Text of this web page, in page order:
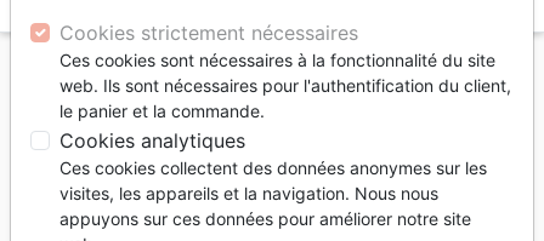
Accueil Livres Doctrine
Prophétie
Plan de Dieu pour Israël et l'Église (Le) -
Comprendre la prophétie selon une interprétation
littérale, grammaticale et historiq
Le Plan de Dieu pour Israël et l'Église
Cookies strictement nécessaires
Ces cookies sont nécessaires à la fonctionnalité du site
web. Ils sont nécessaires pour l'authentification du client,
le panier et la commande.
Cookies analytiques
Ces cookies collectent des données anonymes sur les
visites, les appareils et la navigation. Nous nous
appuyons sur ces données pour améliorer notre site